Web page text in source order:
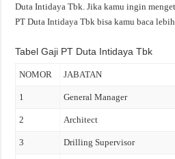
Duta Intidaya Tbk. Jika kamu ingin
PT Duta Intidaya Tbk bisa kamu baca
Tabel Gaji PT Duta Intidaya Tbk
NOMOR JABATAN
1 General Manager
2 Architect
3 Drilling Supervisor